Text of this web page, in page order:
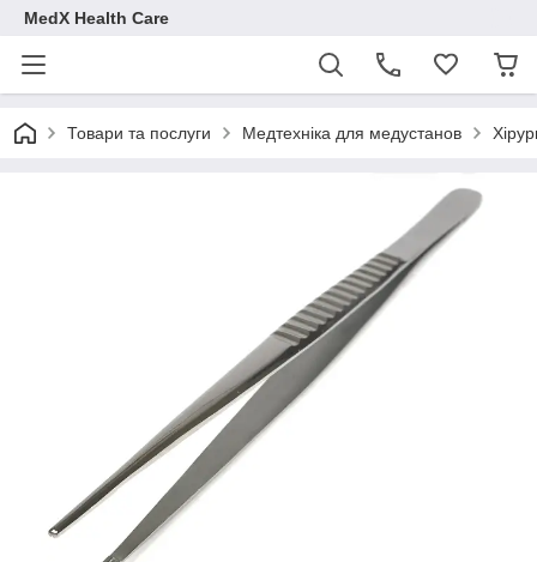
MedX Health Care
Товари та послуги Медтехніка для медустанов